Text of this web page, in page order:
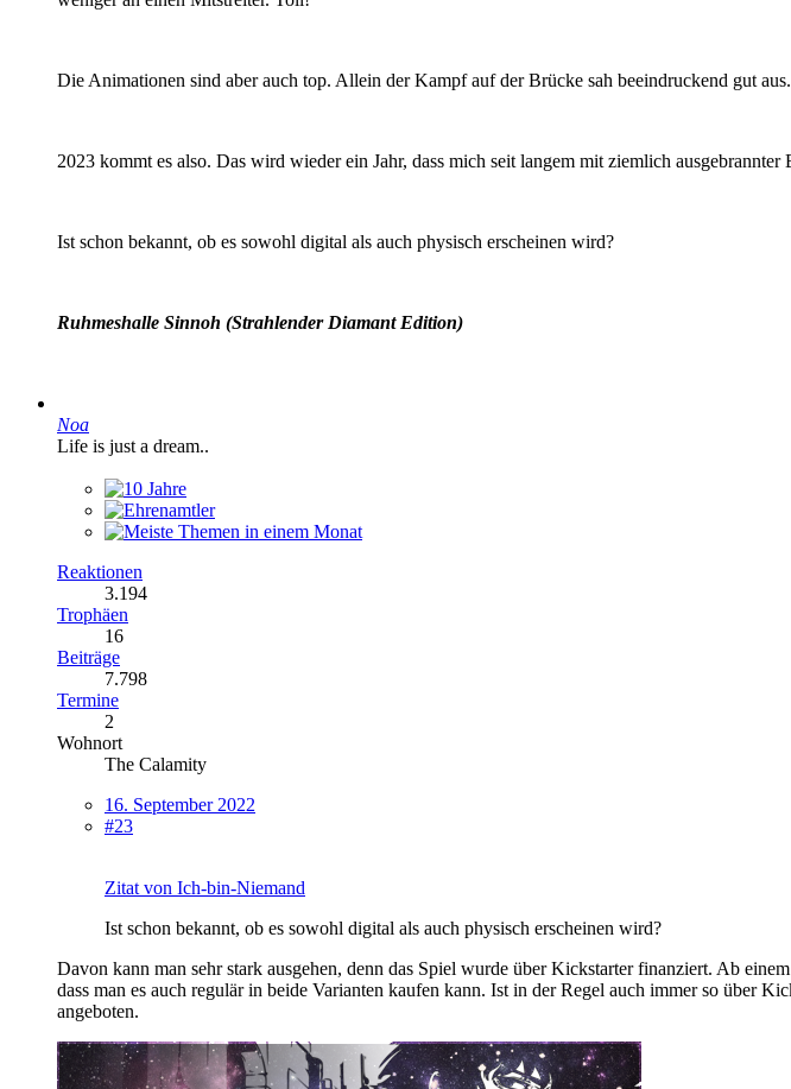
Die Animationen sind aber auch top. Allein der Kampf auf der Brücke sah beeindruckend gut aus.
2023 kommt es also. Das wird wieder ein Jahr, dass mich seit langem mit ziemlich ausgebrannter
Ist schon bekannt, ob es sowohl digital als auch physisch erscheinen wird?
Ruhmeshalle Sinnoh (Strahlender Diamant Edition)
Noa
Life is just a dream..
Reaktionen
3.194
Trophäen
16
Beiträge
7.798
Termine
2
Wohnort
The Calamity
16. September 2022
#23
Zitat von Ich-bin-Niemand
Ist schon bekannt, ob es sowohl digital als auch physisch erscheinen wird?
Davon kann man sehr stark ausgehen, denn das Spiel wurde über Kickstarter finanziert. Ab
dass man es auch regulär in beide Varianten kaufen kann. Ist in der Regel auch immer so über
angeboten.